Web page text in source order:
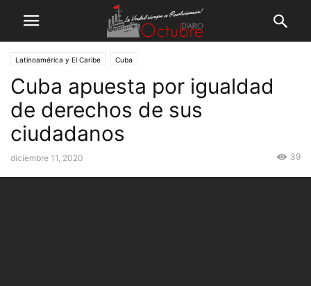
Latinoamérica y El Caribe Cuba
Cuba apuesta por igualdad
de derechos de sus
ciudadanos
diciembre 11, 2020 39